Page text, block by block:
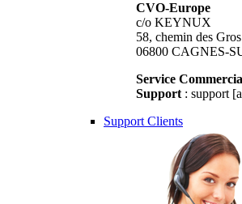
CVO-Europe
c/o KEYNUX
58, chemin des
06800 CAGNES-
Service
Support : support
Support Clients